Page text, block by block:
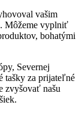
vašim
Môžeme vyplniť
bohatými
Severnej
tašky za prijateľné
zvyšovať našu